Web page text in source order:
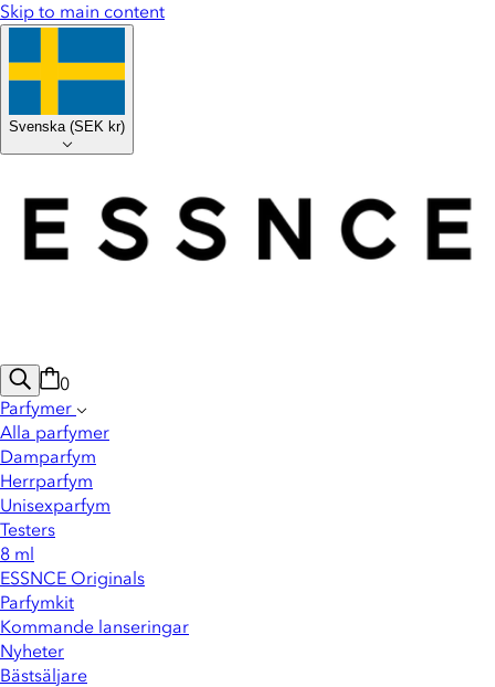
Skip to main content
Svenska (SEK kr)
0
Parfymer
Alla parfymer
Damparfym
Herrparfym
Unisexparfym
Testers
8 ml
ESSNCE Originals
Parfymkit
Kommande lanseringar
Nyheter
Bästsäljare